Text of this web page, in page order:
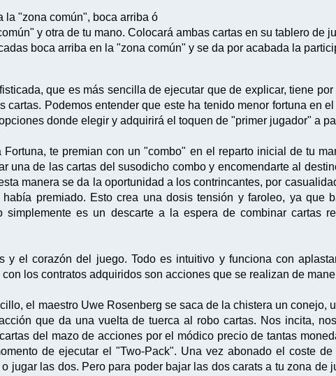
la "zona común", boca arriba ó
y otra de tu mano. Colocará ambas cartas en su tablero de
boca arriba en la "zona común" y se da por acabada la
que es más sencilla de ejecutar que de explicar, tiene
cartas. Podemos entender que este ha tenido menor fortuna en
donde elegir y adquirirá el toquen de "primer jugador" a
te premian con un "combo" en el reparto inicial de tu
una de las cartas del susodicho combo y encomendarte al
manera se da la oportunidad a los contrincantes, por
premiado. Esto crea una dosis tensión y faroleo, ya que
simplemente es un descarte a la espera de combinar cartas
el corazón del juego. Todo es intuitivo y funciona con
los contratos adquiridos son acciones que se realizan de
el maestro Uwe Rosenberg se saca de la chistera un conejo,
que da una vuelta de tuerca al robo cartas. Nos incita,
del mazo de acciones por el módico precio de tantas
de ejecutar el "Two-Pack". Una vez abonado el coste
jugar las dos. Pero para poder bajar las dos carats a tu zona